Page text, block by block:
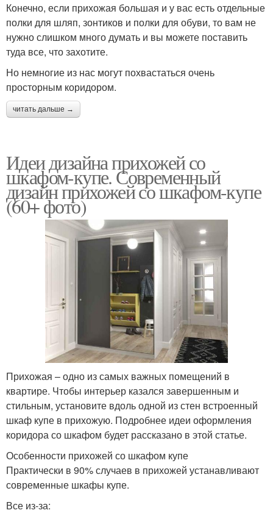
Конечно, если прихожая большая и у вас есть отдельные
полки для шляп, зонтиков и полки для обуви, то вам не
нужно слишком много думать и вы можете поставить
туда все, что захотите.
Но немногие из нас могут похвастаться очень
просторным коридором.
читать дальше →
Идеи дизайна прихожей со
шкафом-купе. Современный
дизайн прихожей со шкафом-купе
(60+ фото)
Прихожая – одно из самых важных помещений в
квартире. Чтобы интерьер казался завершенным и
стильным, установите вдоль одной из стен встроенный
шкаф купе в прихожую. Подробнее идеи оформления
коридора со шкафом будет рассказано в этой статье.
Особенности прихожей со шкафом купе
Практически в 90% случаев в прихожей устанавливают
современные шкафы купе.
Все из-за: